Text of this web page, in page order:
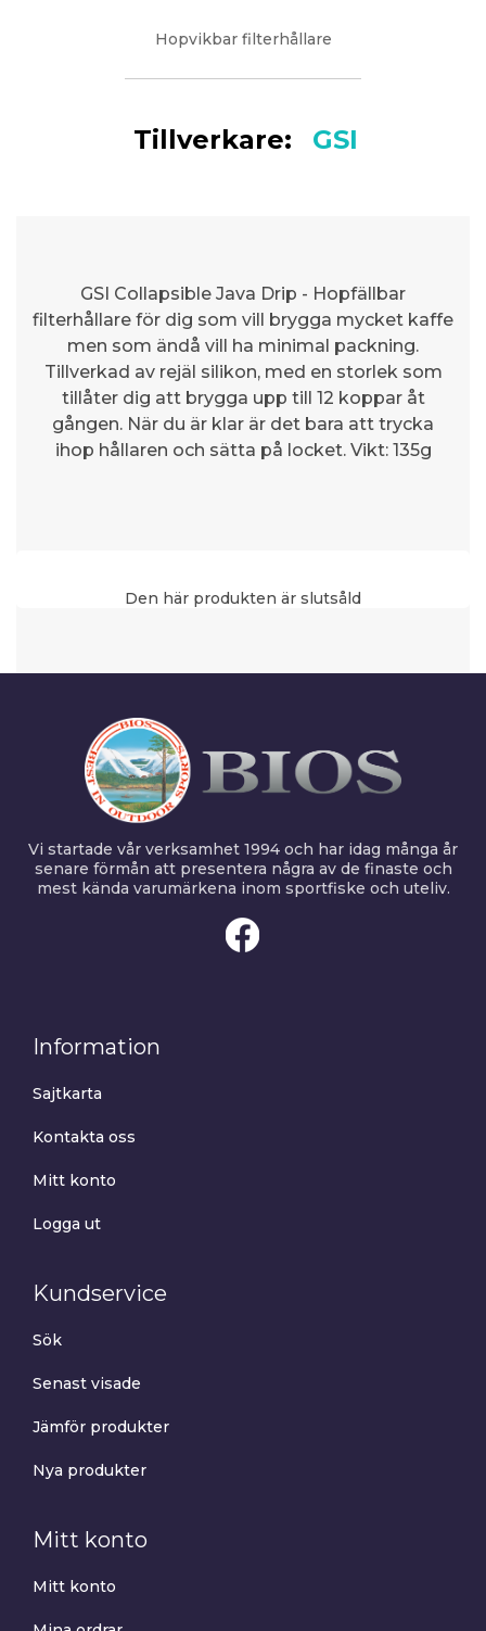
Hopvikbar filterhållare
Tillverkare: GSI
GSI Collapsible Java Drip - Hopfällbar
filterhållare för dig som vill brygga mycket kaffe
men som ändå vill ha minimal packning.
Tillverkad av rejäl silikon, med en storlek som
tillåter dig att brygga upp till 12 koppar åt
gången. När du är klar är det bara att trycka
ihop hållaren och sätta på locket. Vikt: 135g
Den här produkten är slutsåld
Vi startade vår verksamhet 1994 och har idag många år
senare förmån att presentera några av de finaste och
mest kända varumärkena inom sportfiske och uteliv.
Information
Sajtkarta
Kontakta oss
Mitt konto
Logga ut
Kundservice
Sök
Senast visade
Jämför produkter
Nya produkter
Mitt konto
Mitt konto